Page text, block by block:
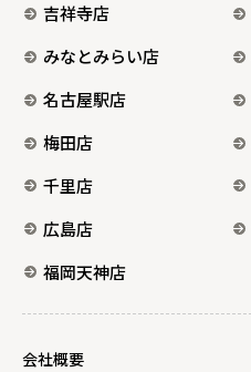
吉祥寺店
みなとみらい店
名古屋駅店
梅田店
千里店
広島店
福岡天神店
会社概要